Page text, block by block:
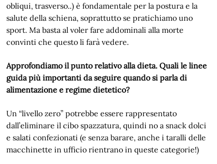
obliqui, trasverso..) è fondamentale per la postura e la
salute della schiena, soprattutto se pratichiamo uno
sport. Ma basta al voler fare addominali alla morte
convinti che questo li farà vedere.
Approfondiamo il punto relativo alla dieta. Quali le linee
guida più importanti da seguire quando si parla di
alimentazione e regime dietetico?
Un “livello zero” potrebbe essere rappresentato
dall’eliminare il cibo spazzatura, quindi no a snack dolci
e salati confezionati (e senza barare, anche i taralli delle
macchinette in ufficio rientrano in queste categorie!)